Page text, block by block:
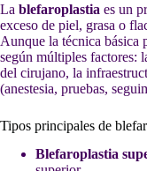
La blefaroplastia es un
exceso de piel, grasa o
Aunque la técnica básica
según múltiples factores:
del cirujano, la
(anestesia, pruebas,
Tipos principales de
Blefaroplastia